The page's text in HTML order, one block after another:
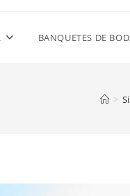
BANQUETES DE
>